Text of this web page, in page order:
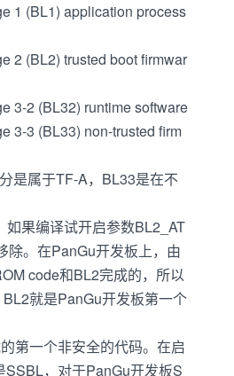
1 (BL1) application process
2 (BL2) trusted boot firmwar
3-2 (BL32) runtime software
3-3 (BL33) non-trusted firm
是属于TF-A，BL33是在不
如果编译试开启参数BL2_AT
除。在PanGu开发板上，由
code和BL2完成的，所以
就是PanGu开发板第一个
第一个非安全的代码。在启
SSBL，对于PanGu开发板S